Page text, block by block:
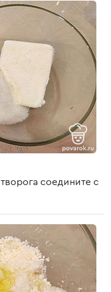
соедините с